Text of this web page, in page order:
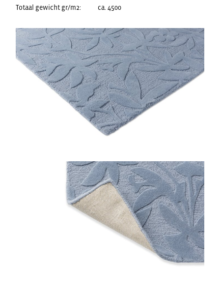
Totaal gewicht gr/m2:
ca. 4500